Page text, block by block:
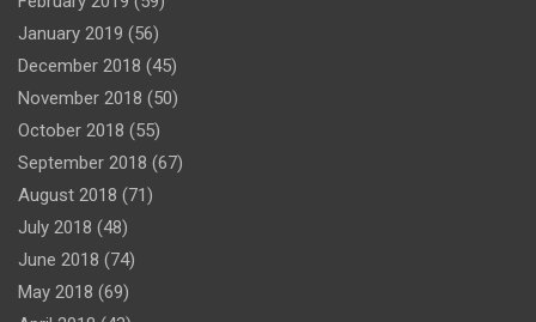
January 2019 (56)
December 2018 (45)
November 2018 (50)
October 2018 (55)
September 2018 (67)
August 2018 (71)
July 2018 (48)
June 2018 (74)
May 2018 (69)